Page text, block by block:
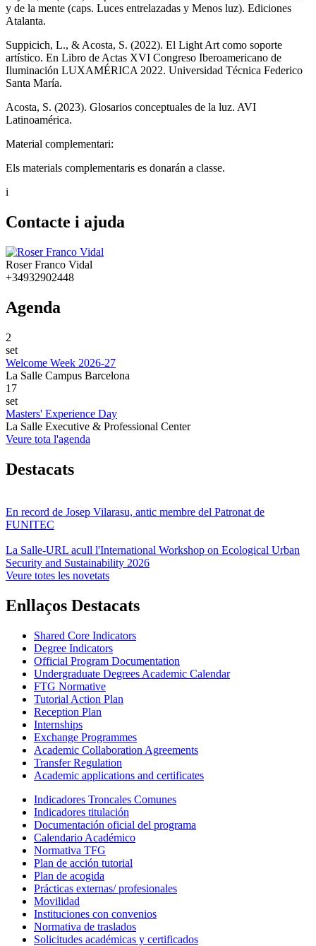
y de la mente (caps. Luces entrelazadas y Menos luz). Ediciones
Atalanta.
Suppicich, L., & Acosta, S. (2022). El Light Art como soporte
artístico. En Libro de Actas XVI Congreso Iberoamericano de
Iluminación LUXAMÉRICA 2022. Universidad Técnica Federico
Santa María.
Acosta, S. (2023). Glosarios conceptuales de la luz. AVI
Latinoamérica.
Material complementari:
Els materials complementaris es donarán a classe.
i
Contacte i ajuda
Roser Franco Vidal
+34932902448
Agenda
2
set
Welcome Week 2026-27
La Salle Campus Barcelona
17
set
Masters' Experience Day
La Salle Executive & Professional Center
Veure tota l'agenda
Destacats
En record de Josep Vilarasu, antic membre del Patronat de
FUNITEC
La Salle-URL acull l'International Workshop on Ecological Urban
Security and Sustainability 2026
Veure totes les novetats
Enllaços Destacats
Shared Core Indicators
Degree Indicators
Official Program Documentation
Undergraduate Degrees Academic Calendar
FTG Normative
Tutorial Action Plan
Reception Plan
Internships
Exchange Programmes
Academic Collaboration Agreements
Transfer Regulation
Academic applications and certificates
Indicadores Troncales Comunes
Indicadores titulación
Documentación oficial del programa
Calendario Académico
Normativa TFG
Plan de acción tutorial
Plan de acogida
Prácticas externas/ profesionales
Movilidad
Instituciones con convenios
Normativa de traslados
Solicitudes académicas y certificados